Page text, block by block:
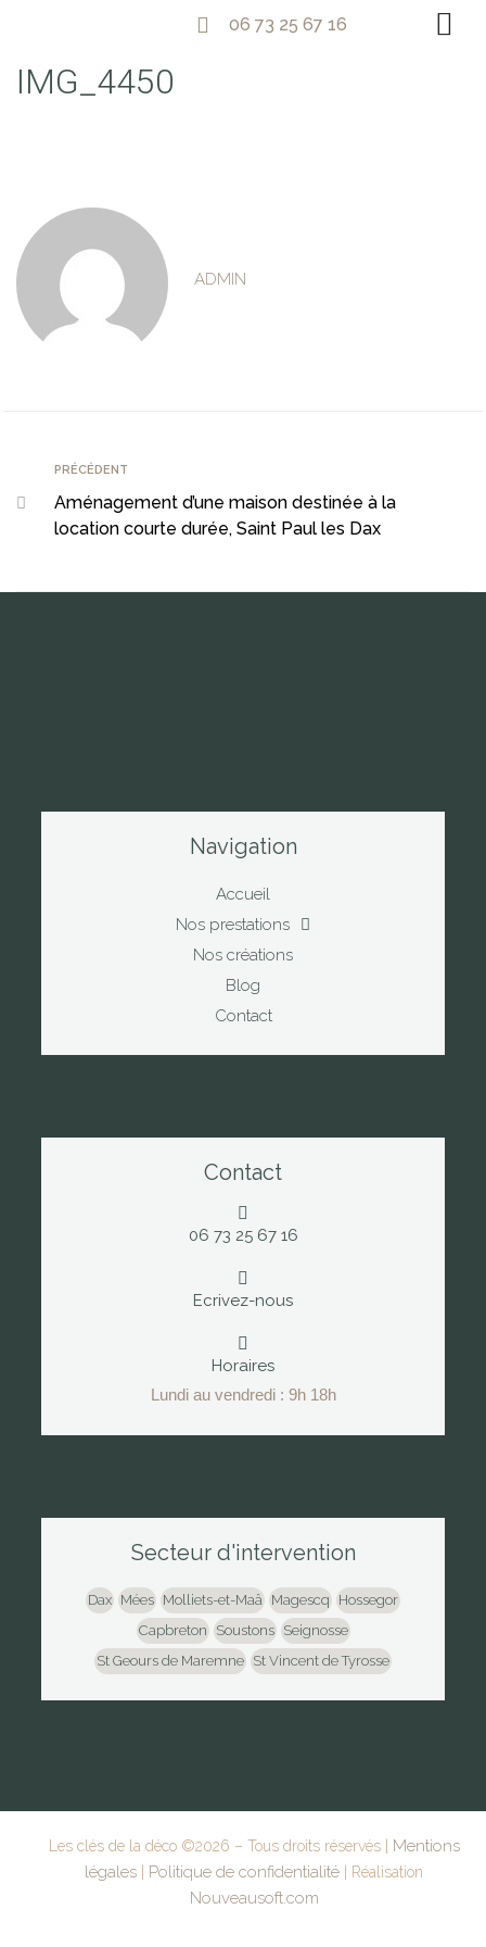
06 73 25 67 16
IMG_4450
ADMIN
PRÉCÉDENT
Aménagement d’une maison destinée à la
location courte durée, Saint Paul les Dax
Navigation
Accueil
Nos prestations
Nos créations
Blog
Contact
Contact
06 73 25 67 16
Ecrivez-nous
Horaires
Lundi au vendredi : 9h 18h
Secteur d'intervention
Dax Mées Molliets-et-Maâ Magescq
Hossegor
Capbreton
Soustons
Seignosse
St Geours de Maremne St Vincent de Tyrosse
Les clés de la déco ©2026 – Tous droits réservés | Mentions
légales
Politique de confidentialité | Réalisation
Nouveausoft.com